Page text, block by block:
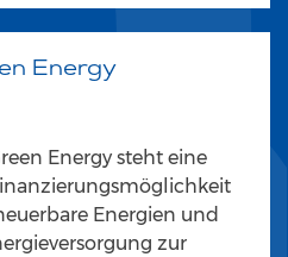
Energy
Energy steht eine
Energien und
zur